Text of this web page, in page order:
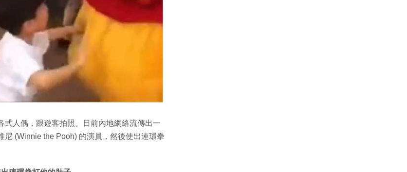
人偶，跟遊客拍照。日前內地網絡流傳出一
(Winnie the Pooh) 的演員，然後使出連環拳